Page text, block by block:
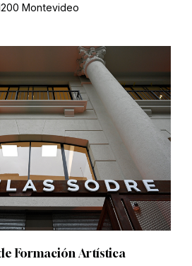
Montevideo
Formación Artística